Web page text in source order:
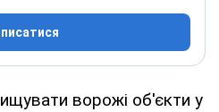
ворожі об'єкти у